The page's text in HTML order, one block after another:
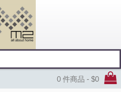
0 件商品 - $0